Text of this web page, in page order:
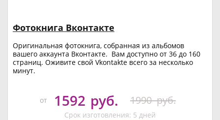
Фотокнига Вконтакте
Оригинальная фотокнига, собранная из альбомов
вашего аккаунта Вконтакте. Вам доступно от 36 до 160
страниц. Оживите свой Vkontakte всего за несколько
минут.
от 1592 руб. 1990 руб.
Срок изготовления: 5 дней